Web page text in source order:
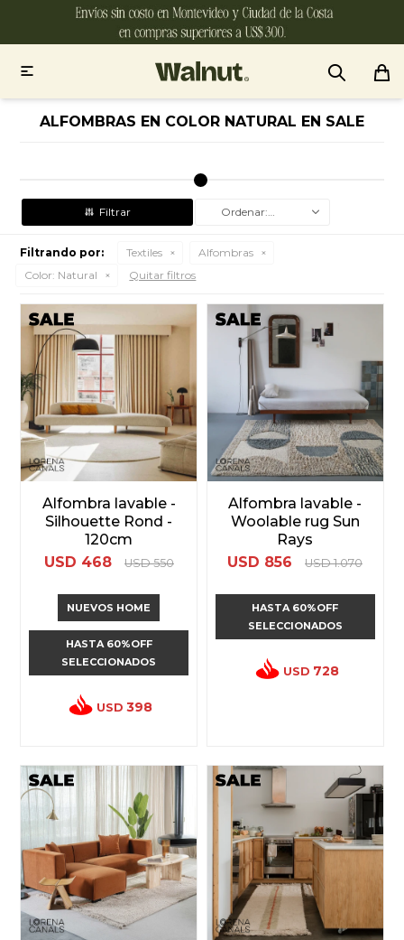

ALFOMBRAS EN COLOR NATURAL EN SALE
Recomendados
Filtrando por: Textiles
Alfombras
Color: Natural Quitar filtros
Alfombra lavable -
Silhouette Rond -
120cm
USD 468 USD 550
NUEVOS HOME
HASTA 60%OFF
SELECCIONADOS
USD 398
Alfombra lavable -
Woolable rug Sun
Rays
USD 856 USD 1.070
HASTA 60%OFF
SELECCIONADOS
USD 728